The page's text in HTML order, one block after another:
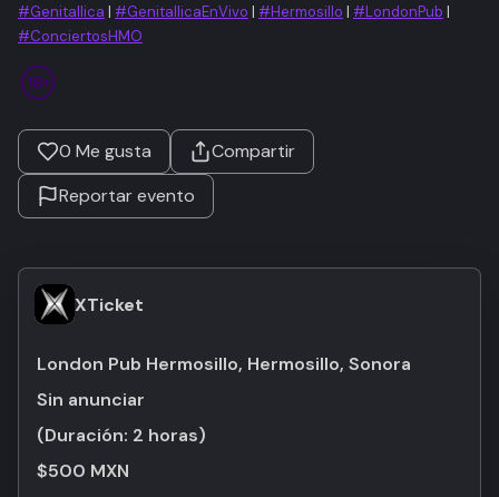
#Genitallica | #GenitallicaEnVivo | #Hermosillo | #LondonPub |
#ConciertosHMO
0 Me gusta
Compartir
Reportar evento
XTicket
London Pub Hermosillo, Hermosillo, Sonora
Sin anunciar
(Duración: 2 horas)
$500 MXN